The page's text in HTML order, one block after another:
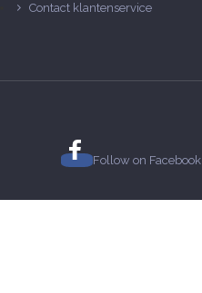
Contact klantenservice
Follow on Facebook